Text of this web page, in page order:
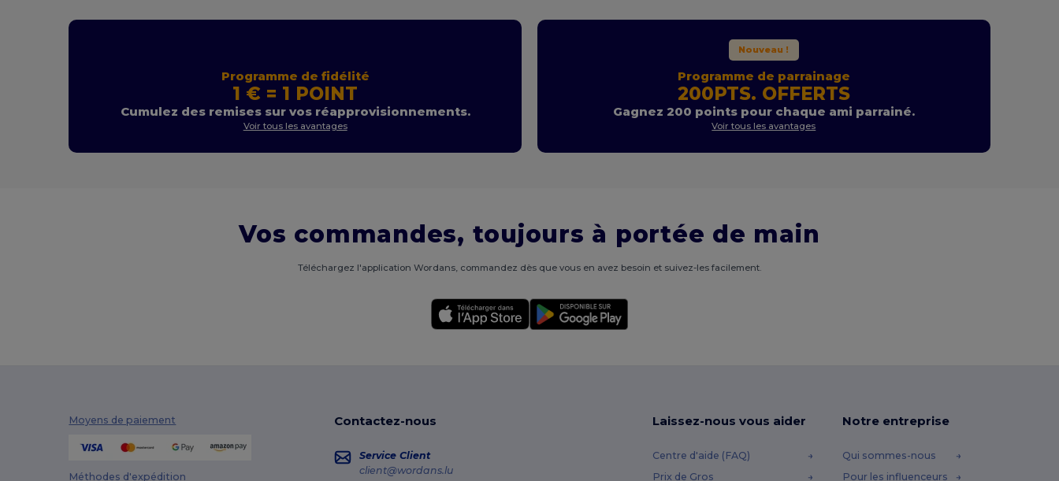
Programme de fidélité
1 € = 1 POINT
Cumulez des remises sur vos réapprovisionnements.
Voir tous les avantages
Nouveau !
Programme de parrainage
200PTS. OFFERTS
Gagnez 200 points pour chaque ami parrainé.
Voir tous les avantages
Vos commandes, toujours à portée de main
Téléchargez l'application Wordans, commandez dès que vous en avez besoin et suivez-les facilement.
Moyens de paiement
Méthodes d'expédition
Contactez-nous
Service Client
client@wordans.lu
Laissez-nous vous aider
Centre d'aide (FAQ)
Prix de Gros
Notre entreprise
Qui sommes-nous
Pour les influenceurs